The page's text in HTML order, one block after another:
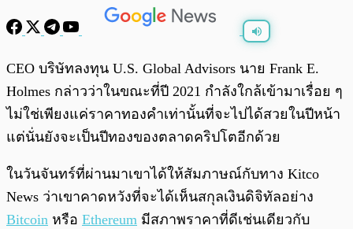
พร้อมเล่น
CEO บริษัทลงทุน U.S. Global Advisors นาย Frank E.
Holmes กล่าวว่าในขณะที่ปี 2021 กำลังใกล้เข้ามาเรื่อย ๆ
ไม่ใช่เพียงแค่ราคาทองคำเท่านั้นที่จะไปได้สวยในปีหน้า
แต่นั่นยังจะเป็นปีทองของตลาดคริปโตอีกด้วย
ในวันจันทร์ที่ผ่านมาเขาได้ให้สัมภาษณ์กับทาง Kitco
News ว่าเขาคาดหวังที่จะได้เห็นสกุลเงินดิจิทัลอย่าง
Bitcoin หรือ Ethereum มีสภาพราคาที่ดีเช่นเดียวกับ